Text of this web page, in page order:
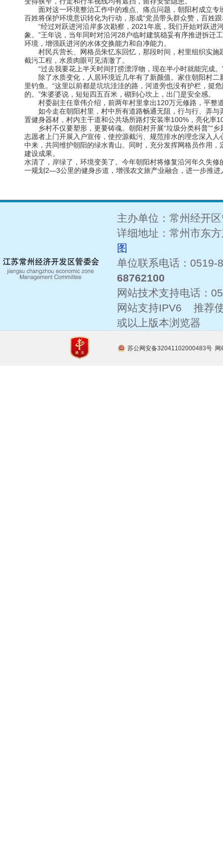
面对这一环境整治工作中的难点、痛点问题，朝阳村成立
百姓将保护环境意识转化为行动，形成“党员带头群众赞，百姓
“经过对跃进河沿岸多次勘察，2021年底，我们开始对跃
象。”王年说，当年同时对沿河28户临时建筑稳妥有序推进拆迁
环境，增强跃进河的水体交换能力和自净能力。
村民兵营长、网格员朱忆东回忆，那段时间，村里组织实
截污工程，水质肉眼可见清澈了。
“过去我要花上半天时间打捞漂浮物，现在半小时就能完成
除了水质变化，人居环境近几年有了新颜值。家住朝阳村
里钓鱼。“这里以前都是坑坑洼洼的路，河道旁也没有护栏，挺
的。”朱婆婆说，短短四五百米，砌到心坎上，出门是安全感。
村委副主任章伟介绍，前两年村里拿出120万元修路，平整
如今走在朝阳村里，村中所有道路畅通无阻，行与行、弄与
置健身器材，村内主干道和公共场所路灯安装率100%，亮化率
乡村不仅要塑形，更要铸魂。朝阳村开展“垃圾分类科普”“
志愿者上门开展入户宣传，使控源截污、规范排水的理念深入
中来，共同维护朝阳的绿水青山。同时，充分发挥网格员作用
建设成果。
水清了，岸绿了，环境变美了。今年朝阳村将修复沿河年久失
一规划 2—3公里的健身步道，增强农文旅产业融合，进一步推
主办单位：常州经开
详细地址：常州市
图
单位联系电话：
68762100
网站技术支持电话：
网站支持IPV6 推荐
或以上版本浏览器
苏公网安备32041102000483号 网